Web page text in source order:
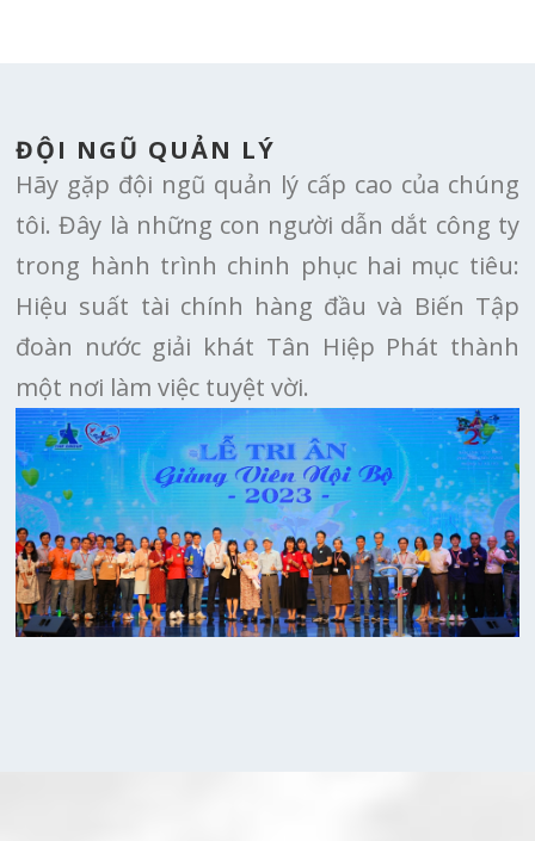
ĐỘI NGŨ QUẢN LÝ
Hãy gặp đội ngũ quản lý cấp cao của chúng
tôi. Đây là những con người dẫn dắt công ty
trong hành trình chinh phục hai mục tiêu:
Hiệu suất tài chính hàng đầu và Biến Tập
đoàn nước giải khát Tân Hiệp Phát thành
một nơi làm việc tuyệt vời.